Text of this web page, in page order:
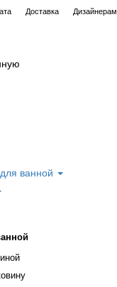
Доставка Дизайнерам
ванной